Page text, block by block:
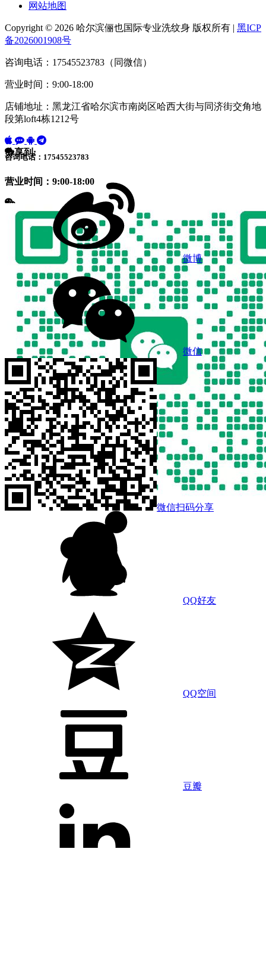
网站地图
Copyright © 2026 哈尔滨俪也国际专业洗纹身 版权所有 | 黑ICP
备2026001908号
咨询电话：17545523783（同微信）
营业时间：9:00-18:00
店铺地址：黑龙江省哈尔滨市南岗区哈西大街与同济街交角地
段第loft4栋1212号
咨询电话：17545523783
营业时间：9:00-18:00
分享到:
微博
微信
微信扫码分享
QQ好友
QQ空间
豆瓣